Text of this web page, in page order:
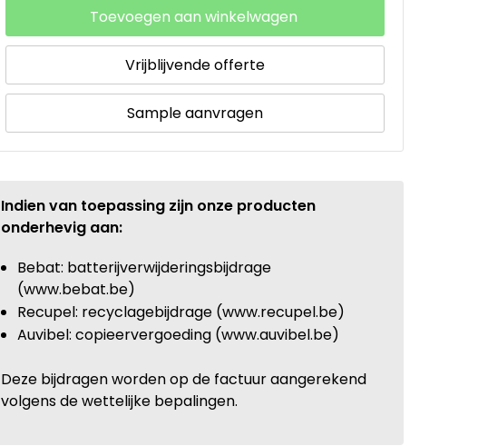
Toevoegen aan winkelwagen
Vrijblijvende offerte
Sample aanvragen
Indien van toepassing zijn onze producten
onderhevig aan:
Bebat: batterijverwijderingsbijdrage
(www.bebat.be)
Recupel: recyclagebijdrage (www.recupel.be)
Auvibel: copieervergoeding (www.auvibel.be)
Deze bijdragen worden op de factuur aangerekend
volgens de wettelijke bepalingen.